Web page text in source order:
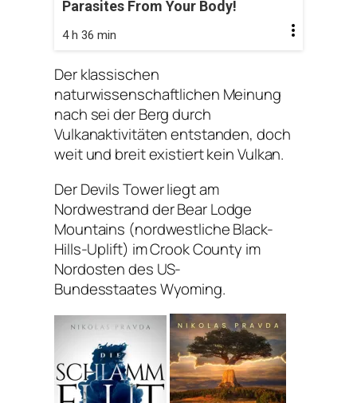
Parasites From Your Body!
4 h 36 min
Der klassischen
naturwissenschaftlichen Meinung
nach sei der Berg durch
Vulkanaktivitäten entstanden, doch
weit und breit existiert kein Vulkan.
Der Devils Tower liegt am
Nordwestrand der Bear Lodge
Mountains (nordwestliche Black-
Hills-Uplift) im Crook County im
Nordosten des US-
Bundesstaates Wyoming.